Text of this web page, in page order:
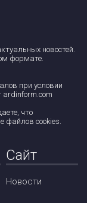
новостей.
формате.
при условии
ardinform.com
что
файлов cookies.
Сайт
Новости